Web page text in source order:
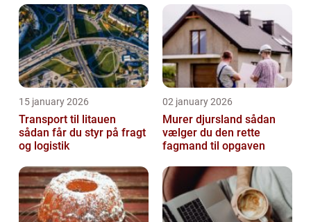
15 january 2026
Transport til litauen
sådan får du styr på fragt
og logistik
02 january 2026
Murer djursland sådan
vælger du den rette
fagmand til opgaven